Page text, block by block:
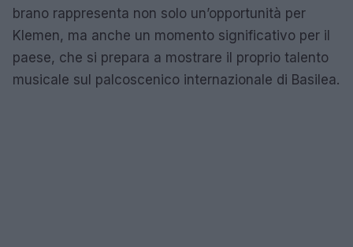
brano rappresenta non solo un’opportunità per
Klemen, ma anche un momento significativo per il
paese, che si prepara a mostrare il proprio talento
musicale sul palcoscenico internazionale di Basilea.